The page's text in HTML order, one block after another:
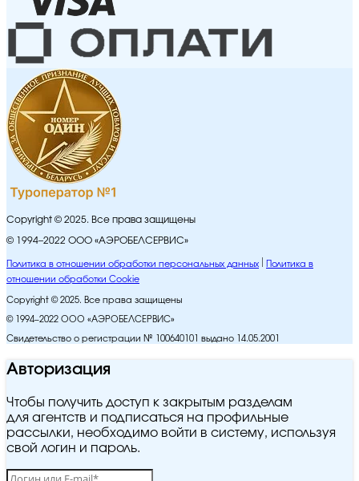
Copyright © 2025. Все права защищены
© 1994–2022 ООО «АЭРОБЕЛСЕРВИС»
Политика в отношении обработки персональных данных
Политика в
отношении обработки Cookie
Copyright © 2025. Все права защищены
© 1994–2022 ООО «АЭРОБЕЛСЕРВИС»
Свидетельство о регистрации № 100640101 выдано 14.05.2001
Авторизация
Чтобы получить доступ к закрытым разделам
для агентств и подписаться на профильные
рассылки, необходимо войти в систему, используя
свой логин и пароль.